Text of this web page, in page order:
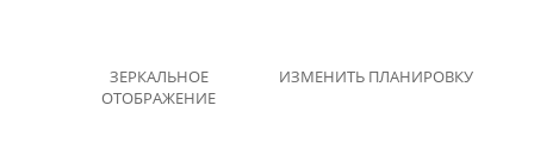
ЗЕРКАЛЬНОЕ
ОТОБРАЖЕНИЕ
ИЗМЕНИТЬ ПЛАНИРОВКУ